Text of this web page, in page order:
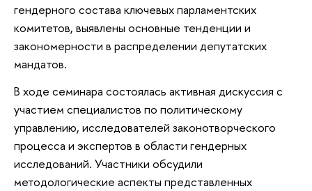
гендерного состава ключевых парламентских
комитетов, выявлены основные тенденции и
закономерности в распределении депутатских
мандатов.
В ходе семинара состоялась активная дискуссия с
участием специалистов по политическому
управлению, исследователей законотворческого
процесса и экспертов в области гендерных
исследований. Участники обсудили
методологические аспекты представленных